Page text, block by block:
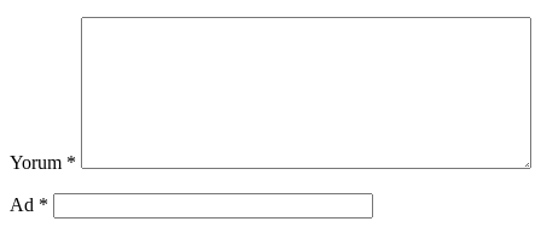
Yorum *
Ad *